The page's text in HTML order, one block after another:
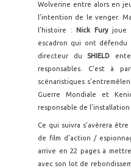
Wolverine entre alors en
l’intention de le venger.
l’histoire : Nick Furyjoue
escadron qui ont défendu
directeur du SHIELD
responsables. C’est à
scénaristiques
Guerre Mondiale et
responsable de
Ce qui suivra s’avèrera
de film d’action /
arrive en 22 pages à
avec son lot de